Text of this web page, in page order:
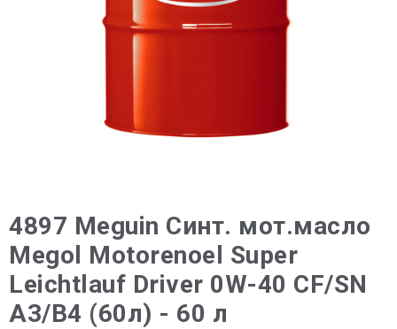
4897 Meguin Синт. мот.масло
Megol Motorenoel Super
Leichtlauf Driver 0W-40 CF/SN
A3/B4 (60л) - 60 л